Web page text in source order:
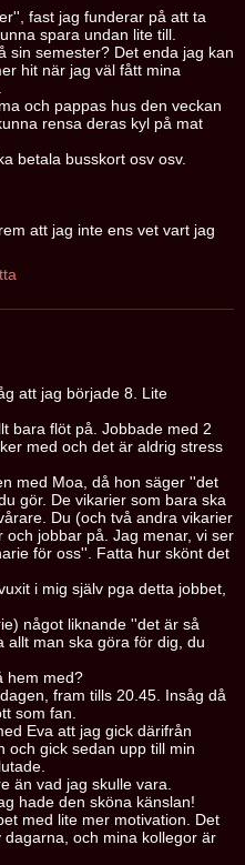
fast jag funderar på att ta
spara undan lite till.
sin semester? Det enda jag kan
hit när jag väl fått mina
och pappas hus den veckan
rensa deras kyl på mat
betala busskort osv osv.
att jag inte ens vet vart jag
att jag började 8. Lite
bara flöt på. Jobbade med 2
med och det är aldrig stress
med Moa, då hon säger ''det
gör. De vikarier som bara ska
Du (och två andra vikarier
jobbar på. Jag menar, vi ser
för oss''. Fatta hur skönt det
i mig själv pga detta jobbet,
något liknande ''det är så
allt man ska göra för dig, du
hem med?
fram tills 20.45. Insåg då
som fan.
Eva att jag gick därifrån
och gick sedan upp till min
än vad jag skulle vara.
hade den sköna känslan!
med lite mer motivation. Det
och mina kollegor är